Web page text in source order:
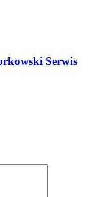
Serwis